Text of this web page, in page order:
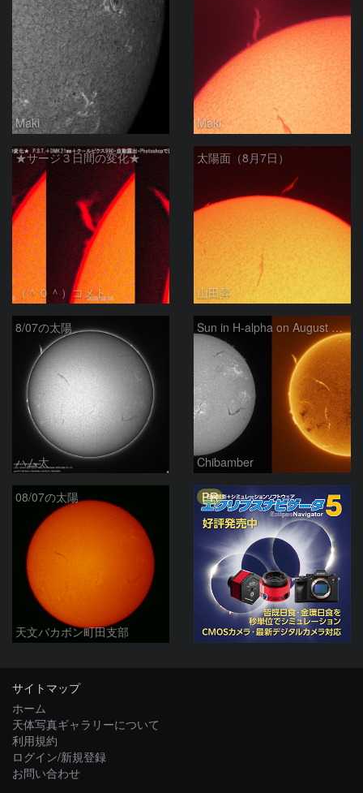
Maki Maki
★サージ３日間の変化★
（＾０＾）コメト
太陽面（8月7日）
山田昇
8/07の太陽
ハム太
Sun in H-alpha on August 7, 2026
Chibamber
08/07の太陽
天文バカボン町田支部
PR
サイトマップ
ホーム
天体写真ギャラリーについて
利用規約
ログイン/新規登録
お問い合わせ